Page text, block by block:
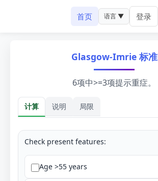
首页 语言 ▼ 登录
Glasgow-Imrie 标准
6项中>=3项提示重症。
计算 说明 局限
Check present features:
Age >55 years